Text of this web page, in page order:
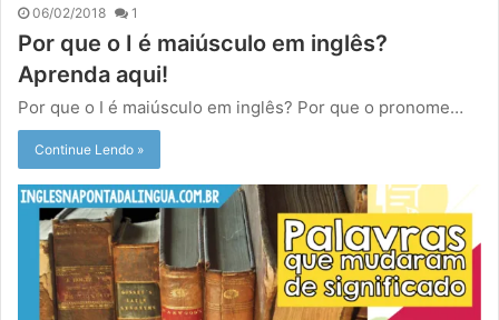
06/02/2018 1
Por que o I é maiúsculo em inglês?
Aprenda aqui!
Por que o I é maiúsculo em inglês? Por que o pronome…
Continue Lendo »